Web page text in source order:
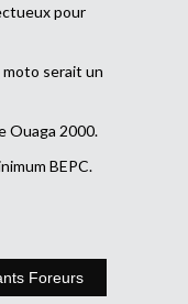
pour
serait un
Ouaga 2000.
BEPC.
Foreurs